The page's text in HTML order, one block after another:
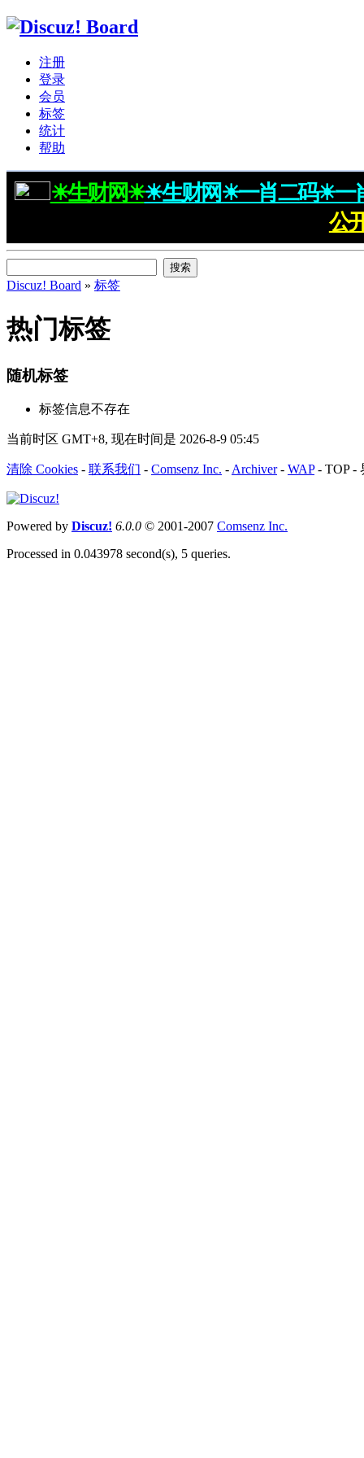
注册
登录
会员
标签
统计
帮助
☀生财网☀☀生财网☀一肖二码☀一
公
搜索
Discuz! Board » 标签
热门标签
随机标签
标签信息不存在
当前时区 GMT+8, 现在时间是 2026-8-9 05:45
清除 Cookies - 联系我们 - Comsenz Inc. -Archiver- WAP- TOP-
Powered by Discuz! 6.0.0 © 2001-2007 Comsenz Inc.
Processed in 0.043978 second(s), 5 queries.